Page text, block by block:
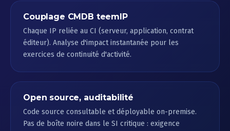
Couplage CMDB teemIP
Chaque IP reliée au CI (serveur, application, contrat
éditeur). Analyse d'impact instantanée pour les
exercices de continuité d'activité.
Open source, auditabilité
Code source consultable et déployable on-premise.
Pas de boîte noire dans le SI critique : exigence